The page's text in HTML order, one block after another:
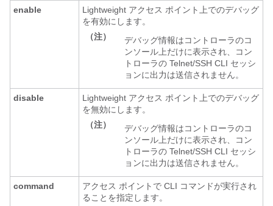
enable
Lightweight アクセス ポイント上でのデバッグ
を有効にします。
（注）
デバッグ情報はコントローラのコ
ンソール上だけに表示され、コン
トローラの Telnet/SSH CLI セッシ
ョンに出力は送信されません。
disable
Lightweight アクセス ポイント上でのデバッグ
を無効にします。
（注）
デバッグ情報はコントローラのコ
ンソール上だけに表示され、コン
トローラの Telnet/SSH CLI セッシ
ョンに出力は送信されません。
command
アクセス ポイントで CLI コマンドが実行され
ることを指定します。